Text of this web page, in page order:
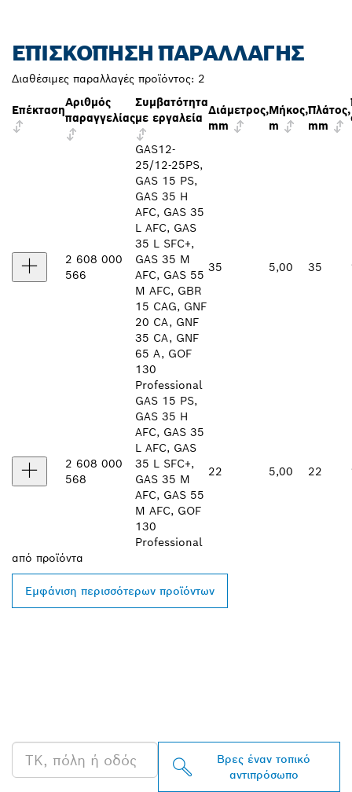
ΕΠΙΣΚΌΠΗΣΗ ΠΑΡΑΛΛΑΓΉΣ
Διαθέσιμες παραλλαγές προϊόντος: 2
Επέκταση
Αριθμός
παραγγελίας
Συμβατότητα
με εργαλεία
Διάμετρος,
mm
Μήκος,
m
Πλάτος,
mm
2 608 000
566
GAS12-
25/12-25PS,
GAS 15 PS,
GAS 35 H
AFC, GAS 35
L AFC, GAS
35 L SFC+,
GAS 35 M
AFC, GAS 55
M AFC, GBR
15 CAG, GNF
20 CA, GNF
35 CA, GNF
65 A, GOF
130
Professional
35 5,00 35
2 608 000
568
GAS 15 PS,
GAS 35 H
AFC, GAS 35
L AFC, GAS
35 L SFC+,
GAS 35 M
AFC, GAS 55
M AFC, GOF
130
Professional
22 5,00 22
από προϊόντα
Εμφάνιση περισσότερων προϊόντων
Βρες έναν τοπικό
αντιπρόσωπο